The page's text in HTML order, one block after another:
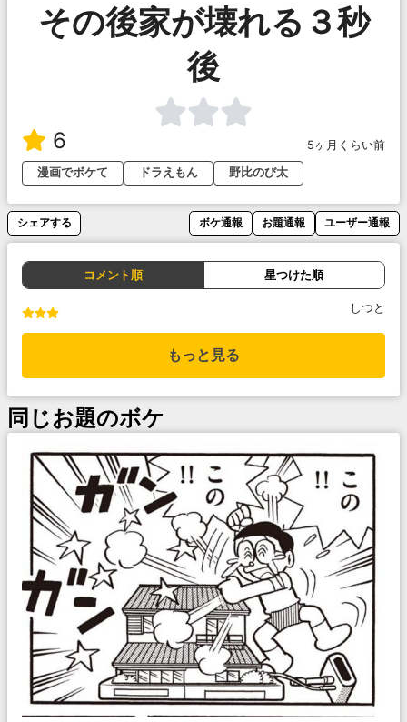
その後家が壊れる３秒
後
6
5ヶ月くらい前
漫画でボケて
ドラえもん 野比のび太
シェアする ボケ通報 お題通報 ユーザー通報
コメント順 星つけた順
しつと
もっと見る
同じお題のボケ